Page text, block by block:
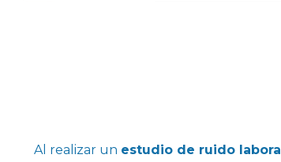
Al realizar un estudio de ruido laboral